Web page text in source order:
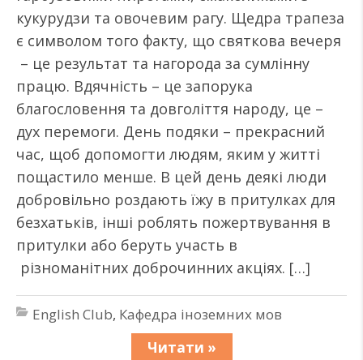
кукурудзи та овочевим рагу. Щедра трапеза
є символом того факту, що святкова вечеря
– це результат та нагорода за сумлінну
працю. Вдячність – це запорука
благословення та довголіття народу, це –
дух перемоги. День подяки – прекрасний
час, щоб допомогти людям, яким у житті
пощастило менше. В цей день деякі люди
добровільно роздають їжу в притулках для
безхатьків, інші роблять пожертвування в
притулки або беруть участь в
різноманітних доброчинних акціях. […]
English Club, Кафедра іноземних мов
Читати »